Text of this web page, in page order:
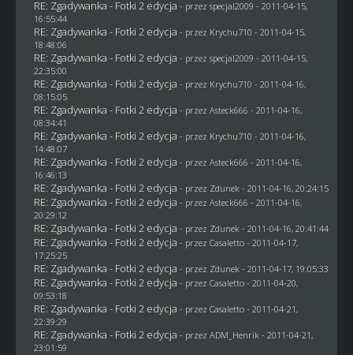
RE: Zgadywanka - Fotki 2 edycja - przez specjal2009 - 2011-04-15,
16:55:44
RE: Zgadywanka - Fotki 2 edycja - przez Krychu710 - 2011-04-15,
18:48:06
RE: Zgadywanka - Fotki 2 edycja - przez specjal2009 - 2011-04-15,
22:35:00
RE: Zgadywanka - Fotki 2 edycja - przez Krychu710 - 2011-04-16,
08:15:05
RE: Zgadywanka - Fotki 2 edycja - przez Asteck666 - 2011-04-16,
08:34:41
RE: Zgadywanka - Fotki 2 edycja - przez Krychu710 - 2011-04-16,
14:48:07
RE: Zgadywanka - Fotki 2 edycja - przez Asteck666 - 2011-04-16,
16:46:13
RE: Zgadywanka - Fotki 2 edycja - przez Zdunek - 2011-04-16, 20:24:15
RE: Zgadywanka - Fotki 2 edycja - przez Asteck666 - 2011-04-16,
20:29:12
RE: Zgadywanka - Fotki 2 edycja - przez Zdunek - 2011-04-16, 20:41:44
RE: Zgadywanka - Fotki 2 edycja - przez Casaletto- 2011-04-17,
17:25:25
RE: Zgadywanka - Fotki 2 edycja - przez Zdunek - 2011-04-17, 19:05:33
RE: Zgadywanka - Fotki 2 edycja - przez Casaletto- 2011-04-20,
09:53:18
RE: Zgadywanka - Fotki 2 edycja - przez Casaletto- 2011-04-21,
22:39:29
RE: Zgadywanka - Fotki 2 edycja - przez ADM_Henrik - 2011-04-21,
23:01:59